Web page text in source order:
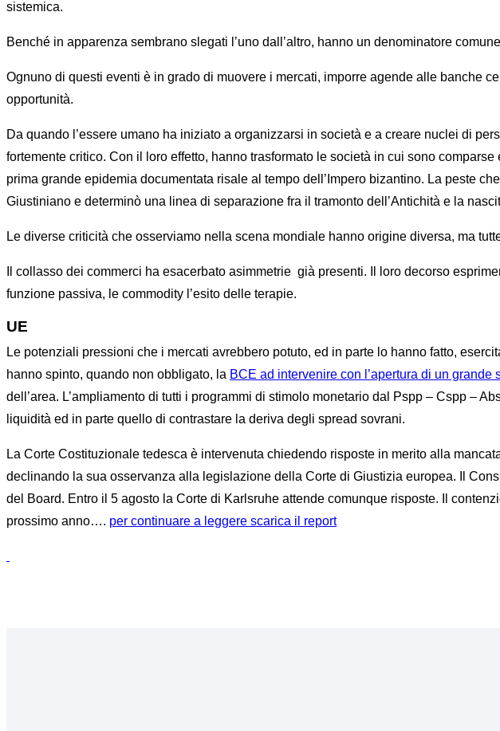
sistemica.
Benché in apparenza sembrano slegati l’uno dall’altro, hanno un denominatore
Ognuno di questi eventi è in grado di muovere i mercati, imporre agende alle banche
opportunità.
Da quando l’essere umano ha iniziato a organizzarsi in società e a creare nuclei di
fortemente critico. Con il loro effetto, hanno trasformato le società in cui sono
prima grande epidemia documentata risale al tempo dell’Impero bizantino. La peste
Giustiniano e determinò una linea di separazione fra il tramonto dell’Antichità e la
Le diverse criticità che osserviamo nella scena mondiale hanno origine diversa, ma
Il collasso dei commerci ha esacerbato asimmetrie già presenti. Il loro decorso
funzione passiva, le commodity l’esito delle terapie.
UE
Le potenziali pressioni che i mercati avrebbero potuto, ed in parte lo hanno fatto,
hanno spinto, quando non obbligato, la BCE ad intervenire con l’apertura di un grande
dell’area. L’ampliamento di tutti i programmi di stimolo monetario dal Pspp – Cspp –
liquidità ed in parte quello di contrastare la deriva degli spread sovrani.
La Corte Costituzionale tedesca è intervenuta chiedendo risposte in merito alla
declinando la sua osservanza alla legislazione della Corte di Giustizia europea. Il
del Board. Entro il 5 agosto la Corte di Karlsruhe attende comunque risposte. Il
prossimo anno…. per continuare a leggere scarica il report